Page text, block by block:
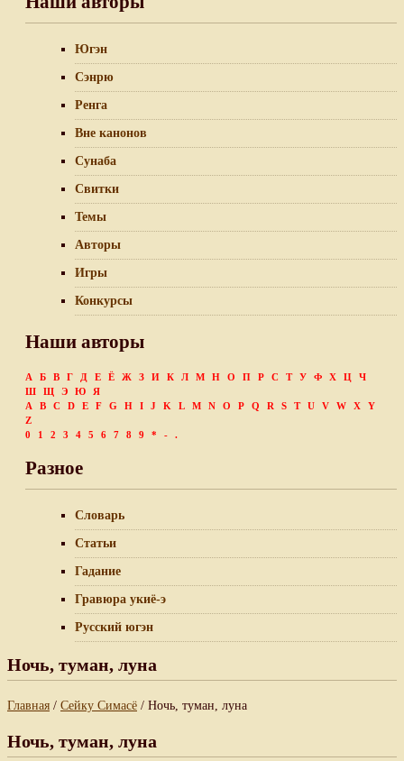
Югэн
Сэнрю
Ренга
Вне канонов
Сунаба
Свитки
Темы
Авторы
Игры
Конкурсы
Наши авторы
А Б В Г Д Е Ё Ж З И К Л М Н О П Р С Т У Ф Х Ц
Ч
Ш
Щ Э Ю
Я
A
B C D E F G H I J K L M N O P Q R S T U V W X
Y
Z
0
1 2 3 4 5 6 7 8 9 * - .
Разное
Словарь
Статьи
Гадание
Гравюра укиё-э
Русский югэн
Ночь, туман, луна
Главная / Сейку Симасё / Ночь, туман, луна
Ночь, туман, луна